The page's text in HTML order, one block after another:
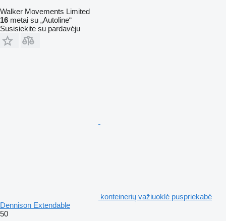
Walker Movements Limited
16 metai su „Autoline“
Susisiekite su pardavėju
konteinerių važiuoklė puspriekabė
Dennison Extendable
50